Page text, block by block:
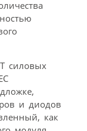
силовых
и диодов
как